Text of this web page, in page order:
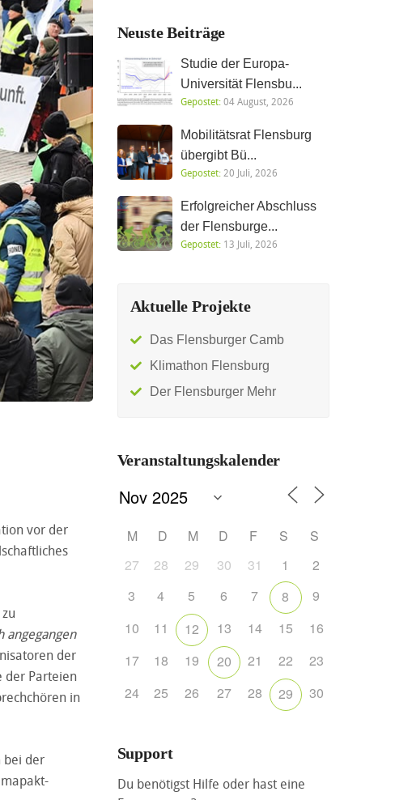
vor der
angegangen
der
der Parteien
in
bei der
Neuste Beiträge
Studie der Europa-
Universität Flensbu...
Gepostet:04 August, 2026
Mobilitätsrat Flensburg
übergibt Bü...
Gepostet:20 Juli, 2026
Erfolgreicher Abschluss
der Flensburge...
Gepostet:13 Juli, 2026
Aktuelle Projekte
Das Flensburger Camb
Klimathon Flensburg
Der Flensburger Mehr
Veranstaltungskalender
M D M D F S
S
27
28 29 30 31 1
2
3
4 5 6 7 8
9
10
11 12 13 14 15
16
17
18 19 20 21 22
23
24
25 26 27 28 29 30
Support
Du benötigst Hilfe oder hast eine